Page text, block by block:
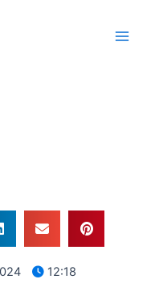
12:18